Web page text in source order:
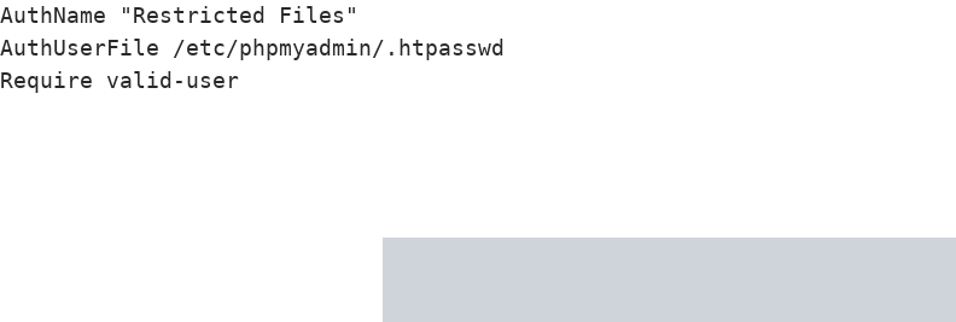
AuthName "Restricted Files"
AuthUserFile /etc/phpmyadmin/.htpasswd
Require valid-user